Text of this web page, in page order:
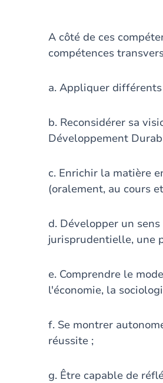
A côté de ces
compétences
a. Appliquer
b. Reconsidérer sa
Développement
c. Enrichir la matière
(oralement, au cours
d. Développer un
jurisprudentielle, une
e. Comprendre le
l'économie, la
f. Se montrer
réussite ;
g. Être capable de